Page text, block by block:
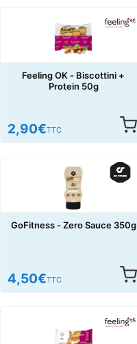
Feeling OK - Biscottini +
Protein 50g
2,90€TTC
GoFitness - Zero Sauce 350g
4,50€TTC